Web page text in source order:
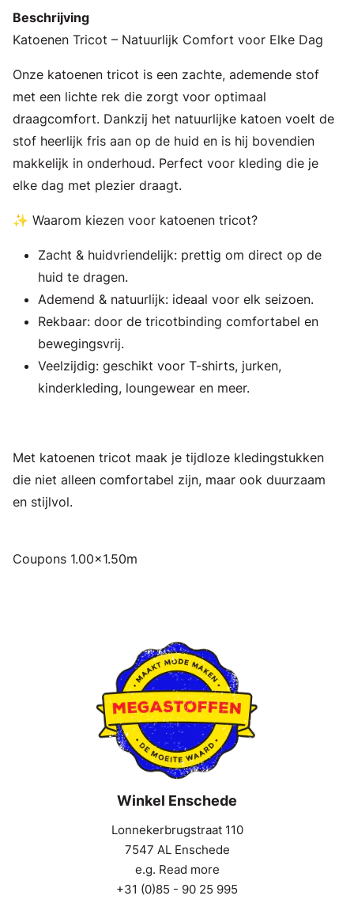
Beschrijving
Katoenen Tricot – Natuurlijk Comfort voor Elke Dag
Onze katoenen tricot is een zachte, ademende stof
met een lichte rek die zorgt voor optimaal
draagcomfort. Dankzij het natuurlijke katoen voelt de
stof heerlijk fris aan op de huid en is hij bovendien
makkelijk in onderhoud. Perfect voor kleding die je
elke dag met plezier draagt.
✨ Waarom kiezen voor katoenen tricot?
Zacht & huidvriendelijk: prettig om direct op de
huid te dragen.
Ademend & natuurlijk: ideaal voor elk seizoen.
Rekbaar: door de tricotbinding comfortabel en
bewegingsvrij.
Veelzijdig: geschikt voor T-shirts, jurken,
kinderkleding, loungewear en meer.
Met katoenen tricot maak je tijdloze kledingstukken
die niet alleen comfortabel zijn, maar ook duurzaam
en stijlvol.
Coupons 1.00x1.50m
Winkel Enschede
Lonnekerbrugstraat 110
7547 AL Enschede
e.g. Read more
+31 (0)85 - 90 25 995